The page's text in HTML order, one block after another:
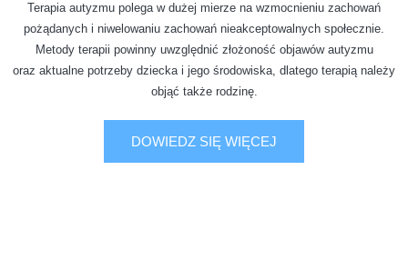
Terapia autyzmu polega w dużej mierze na wzmocnieniu zachowań
pożądanych i niwelowaniu zachowań nieakceptowalnych społecznie.
Metody terapii powinny uwzględnić złożoność objawów autyzmu
oraz aktualne potrzeby dziecka i jego środowiska, dlatego terapią należy
objąć także rodzinę.
DOWIEDZ SIĘ WIĘCEJ